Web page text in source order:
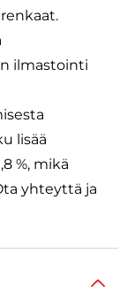
ilmastointi
lisää
%, mikä
yhteyttä ja